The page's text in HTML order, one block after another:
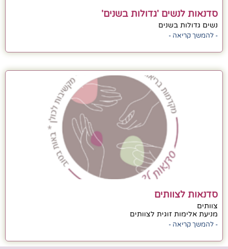
סדנאות לנשים 'גדולות בשנים'
נשים גדולות בשנים
- להמשך קריאה -
סדנאות לצוותים
צוותים
מניעת אלימות זוגית לצוותים
- להמשך קריאה -